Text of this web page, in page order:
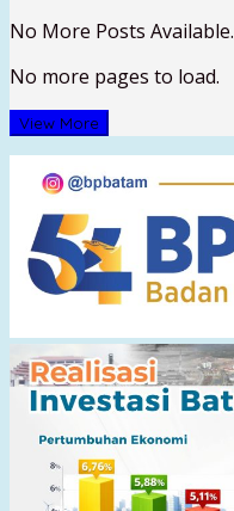
No More Posts Available.
No more pages to load.
View More